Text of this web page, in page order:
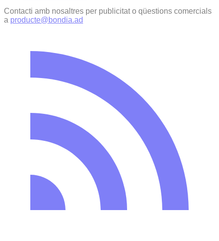
Contacti amb nosaltres per publicitat o qüestions comercials
a producte@bondia.ad